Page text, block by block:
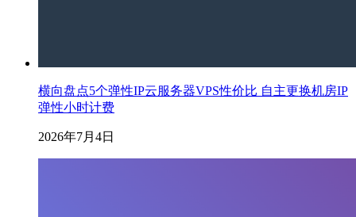
横向盘点5个弹性IP云服务器VPS性价比 自主更换机房IP
弹性小时计费
2026年7月4日